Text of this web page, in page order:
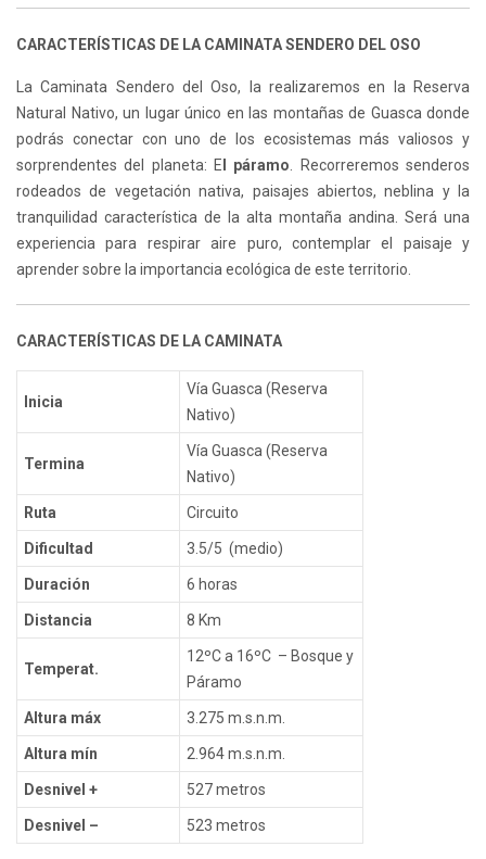
CARACTERÍSTICAS DE LA CAMINATA SENDERO DEL OSO
La Caminata Sendero del Oso, la realizaremos en la Reserva
Natural Nativo, un lugar único en las montañas de Guasca donde
podrás conectar con uno de los ecosistemas más valiosos y
sorprendentes del planeta: E l páramo . Recorreremos senderos
rodeados de vegetación nativa, paisajes abiertos, neblina y la
tranquilidad característica de la alta montaña andina. Será una
experiencia para respirar aire puro, contemplar el paisaje y
aprender sobre la importancia ecológica de este territorio.
CARACTERÍSTICAS DE LA CAMINATA
Inicia
Vía Guasca (Reserva
Nativo)
Termina
Vía Guasca (Reserva
Nativo)
Ruta Circuito
Dificultad 3.5/5 (medio)
Duración 6 horas
Distancia 8 Km
Temperat.
12ºC a 16ºC – Bosque y
Páramo
Altura máx 3.275 m.s.n.m.
Altura mín 2.964 m.s.n.m.
Desnivel + 527 metros
Desnivel – 523 metros